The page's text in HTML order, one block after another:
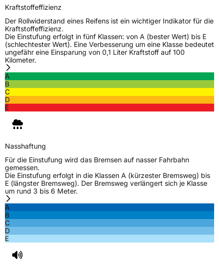
FahrzeugtypTransporter
VerwendungSommerreifen
ModellnameNova Force Van
Fahrzeugart Transporter
Weitere Eigenschaften
SchlauchtypTL
Zustand
Ja
EU Label
Effizienz
Kraftstoffeffizienz
Der Rollwiderstand eines Reifens ist ein wichtiger Indikator für die
Kraftstoffeffizienz.
Die Einstufung erfolgt in fünf Klassen: von A (bester Wert) bis E
(schlechtester Wert). Eine Verbesserung um eine Klasse bedeutet
ungefähr eine Einsparung von 0,1 Liter Kraftstoff auf 100
Kilometer.
A
B
C
D
E
Nasshaftung
Für die Einstufung wird das Bremsen auf nasser Fahrbahn
gemessen.
Die Einstufung erfolgt in die Klassen A (kürzester Bremsweg) bis
E (längster Bremsweg). Der Bremsweg verlängert sich je Klasse
um rund 3 bis 6 Meter.
A
B
C
D
E